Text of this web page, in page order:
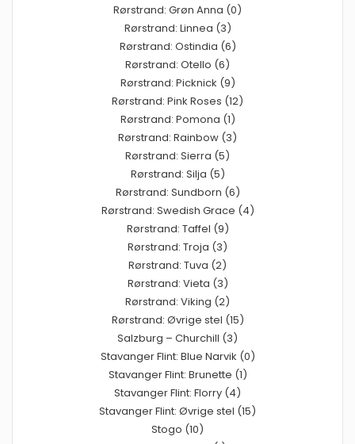
Rørstrand: Grøn Anna (0)
Rørstrand: Linnea (3)
Rørstrand: Ostindia (6)
Rørstrand: Otello (6)
Rørstrand: Picknick (9)
Rørstrand: Pink Roses (12)
Rørstrand: Pomona (1)
Rørstrand: Rainbow (3)
Rørstrand: Sierra (5)
Rørstrand: Silja (5)
Rørstrand: Sundborn (6)
Rørstrand: Swedish Grace (4)
Rørstrand: Taffel (9)
Rørstrand: Troja (3)
Rørstrand: Tuva (2)
Rørstrand: Vieta (3)
Rørstrand: Viking (2)
Rørstrand: Øvrige stel (15)
Salzburg – Churchill (3)
Stavanger Flint: Blue Narvik (0)
Stavanger Flint: Brunette (1)
Stavanger Flint: Florry (4)
Stavanger Flint: Øvrige stel (15)
Stogo (10)